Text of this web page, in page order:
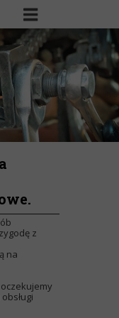
z
na